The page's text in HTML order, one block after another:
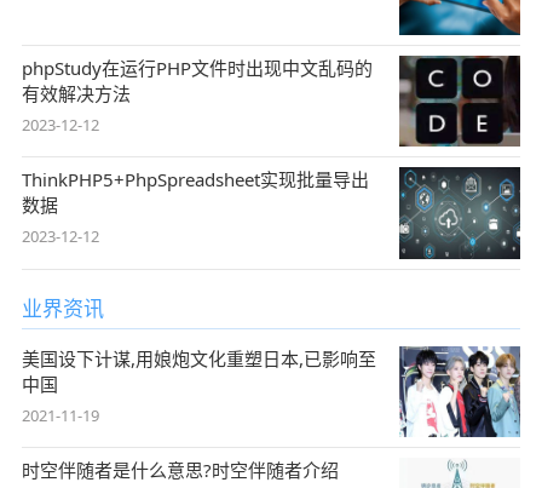
phpStudy在运行PHP文件时出现中文乱码的
有效解决方法
2023-12-12
ThinkPHP5+PhpSpreadsheet实现批量导出
数据
2023-12-12
业界资讯
美国设下计谋,用娘炮文化重塑日本,已影响至
中国
2021-11-19
时空伴随者是什么意思?时空伴随者介绍